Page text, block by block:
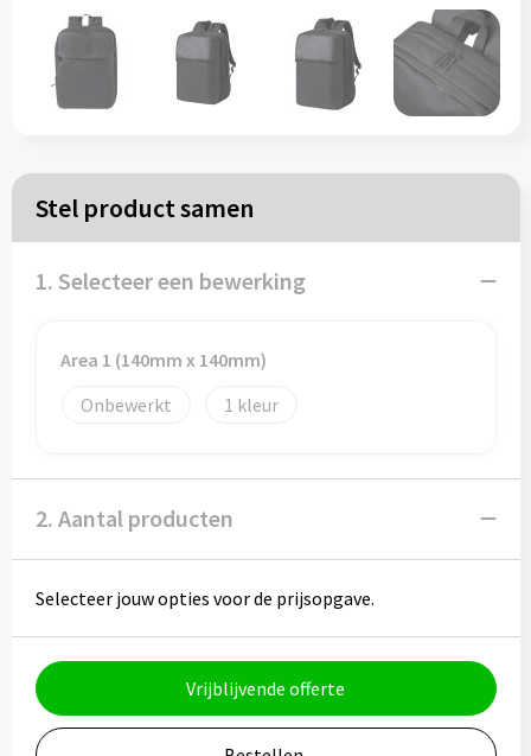
Papieren tassen
Reistassen
Rugzakken
Schoudertassen
Balpennen
Markeerstiften
Geschenksets
Merken
Stel product samen
1. Selecteer een bewerking
Area 1 (140mm x 140mm)
Onbewerkt
1
2. Aantal producten
Selecteer jouw opties voor de prijsopgave.
Vrijblijvende offerte